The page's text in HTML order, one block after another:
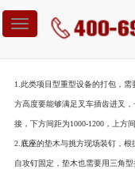
Toggle
navigation
您当前位置：
1.此类项目型重型设备的打包，
方高度要能够满足叉车插齿进叉
接，下方间距为1000-1200，上方间
2. 底座的垫木与挑方现场装钉，根
自攻钉固定，垫木也需要用三角